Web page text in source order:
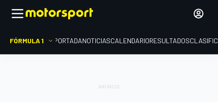
FÓRMULA 1 PORTADANOTICIASCALENDARIORESULTADOS